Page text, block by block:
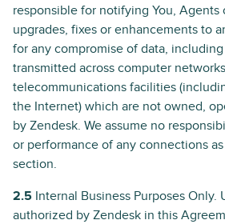
responsible for notifying You, Agents
upgrades, fixes or enhancements to
for any compromise of data,
transmitted across computer
telecommunications facilities
the Internet) which are not owned,
by Zendesk. We assume no
or performance of any connections
section.
2.5 Internal Business Purposes Only.
authorized by Zendesk in this